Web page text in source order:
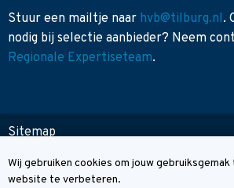
Cookie melding
Wij gebruiken cookies om jouw
website te verbeteren.
Stuur een mailtje naar hvb@tilburg.nl.
nodig bij selectie aanbieder? Neem
Regionale Expertiseteam.
Sitemap
Contact